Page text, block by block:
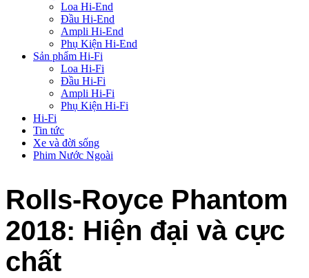
Loa Hi-End
Đầu Hi-End
Ampli Hi-End
Phụ Kiện Hi-End
Sản phẩm Hi-Fi
Loa Hi-Fi
Đầu Hi-Fi
Ampli Hi-Fi
Phụ Kiện Hi-Fi
Hi-Fi
Tin tức
Xe và đời sống
Phim Nước Ngoài
Rolls-Royce Phantom
2018: Hiện đại và cực
chất